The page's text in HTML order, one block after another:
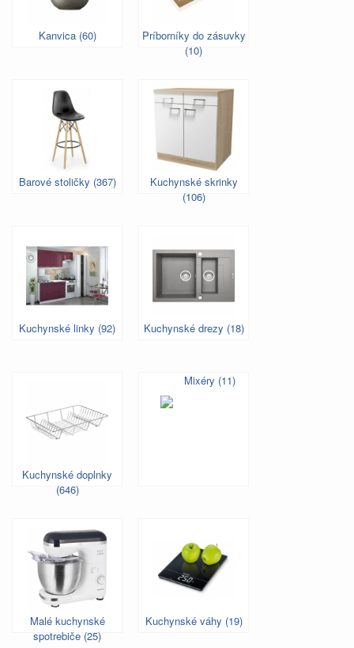
Kanvica (60)
Príborníky do zásuvky
(10)
Barové stoličky (367)
Kuchynské skrinky
(106)
Kuchynské linky (92) Kuchynské drezy (18)
Kuchynské doplnky
(646)
Mixéry (11)
Malé kuchynské
spotrebiče (25)
Kuchynské váhy (19)